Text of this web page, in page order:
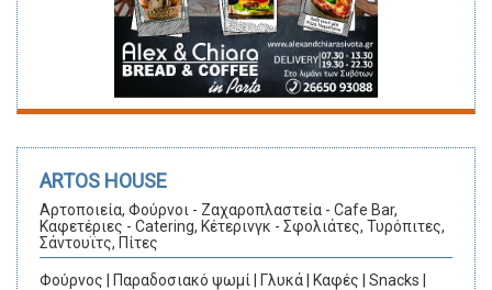
ARTOS HOUSE
Αρτοποιεία, Φούρνοι - Ζαχαροπλαστεία - Cafe Bar,
Καφετέριες - Catering, Κέτερινγκ - Σφολιάτες, Τυρόπιτες,
Σάντουϊτς, Πίτες
Φούρνος | Παραδοσιακό ψωμί | Γλυκά | Καφές | Snacks |